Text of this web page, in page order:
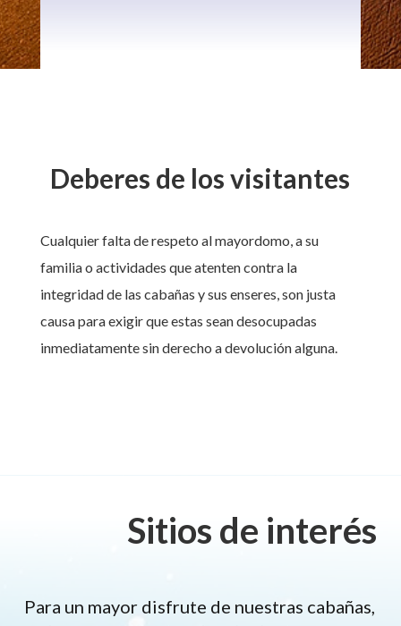
Deberes de los visitantes
Cualquier falta de respeto al mayordomo, a su
familia o actividades que atenten contra la
integridad de las cabañas y sus enseres, son justa
causa para exigir que estas sean desocupadas
inmediatamente sin derecho a devolución alguna.
Sitios de interés
Para un mayor disfrute de nuestras cabañas,